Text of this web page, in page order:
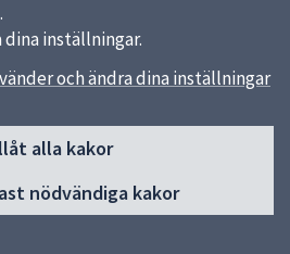
dina inställningar.
och ändra dina inställningar
alla kakor
nödvändiga kakor